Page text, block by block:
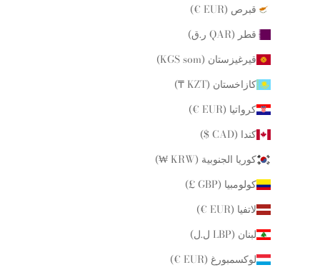
قبرص (EUR €)
قطر (QAR ر.ق)
قيرغيزستان (KGS som)
كازاخستان (KZT ₸)
كرواتيا (EUR €)
كندا (CAD $)
كوريا الجنوبية (KRW ₩)
كولومبيا (GBP £)
لاتفيا (EUR €)
لبنان (LBP ل.ل)
لوكسمبورغ (EUR €)